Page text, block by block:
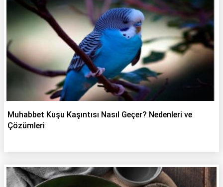
Muhabbet Kuşu Kaşıntısı Nasıl Geçer? Nedenleri ve
Çözümleri